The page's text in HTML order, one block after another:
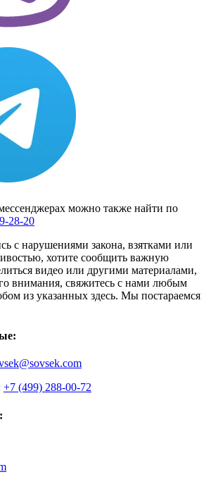
можно также найти по
28-20
с нарушениями закона, взятками или
хотите сообщить важную
видео или другими материалами,
внимания, свяжитесь с нами любым
из указанных здесь. Мы постараемся
+7 (499) 288-00-72